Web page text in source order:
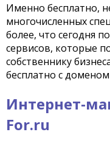
Именно бесплатно,
многочисленных
более, что сегодня
сервисов, которые
собственнику
бесплатно с
Интернет-
For.ru